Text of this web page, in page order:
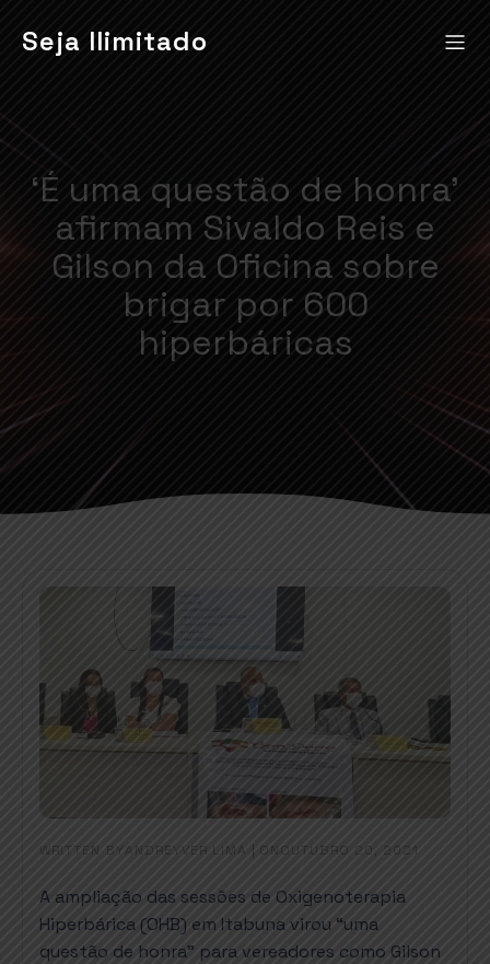
Seja Ilimitado
‘É uma questão de honra’
afirmam Sivaldo Reis e
Gilson da Oficina sobre
brigar por 600
hiperbáricas
WRITTEN BYANDREYVER LIMA ON OUTUBRO 20, 2021
A ampliação das sessões de Oxigenoterapia
Hiperbárica (OHB) em Itabuna virou “uma
questão de honra” para vereadores como Gilson